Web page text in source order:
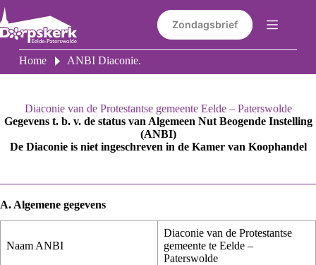
Ga
naar
de
inhoud
Zondagsbrief
Home ANBI Diaconie.
Diaconie van de Protestantse gemeente Eelde – Paterswolde
Gegevens t. b. v. de status van Algemeen Nut Beogende Instelling
(ANBI)
De Diaconie is niet ingeschreven in de Kamer van Koophandel
A. Algemene gegevens
Naam ANBI
Diaconie van de Protestantse
gemeente te Eelde –
Paterswolde